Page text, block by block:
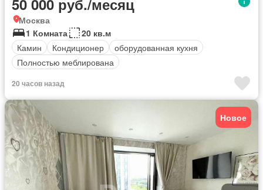
50 000 руб./месяц
Москва
1 Комната
20 кв.м
Камин
Кондиционер
оборудованная кухня
Полностью меблирована
20 часов назад
Новое